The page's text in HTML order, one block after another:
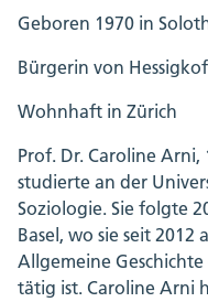
Geboren 1970 in
Bürgerin von
Wohnhaft in Zürich
Prof. Dr. Caroline
studierte an der
Soziologie. Sie folgte
Basel, wo sie seit
Allgemeine
tätig ist. Caroline Arni